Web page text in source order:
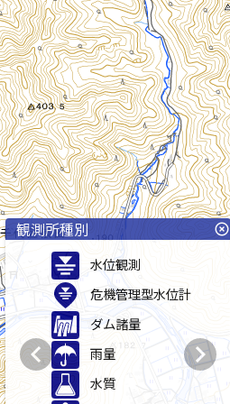
観測所種別 highlight_off
水位観測
危機管理型水位計
ダム諸量
雨量
水質
chevron_left chevron_right